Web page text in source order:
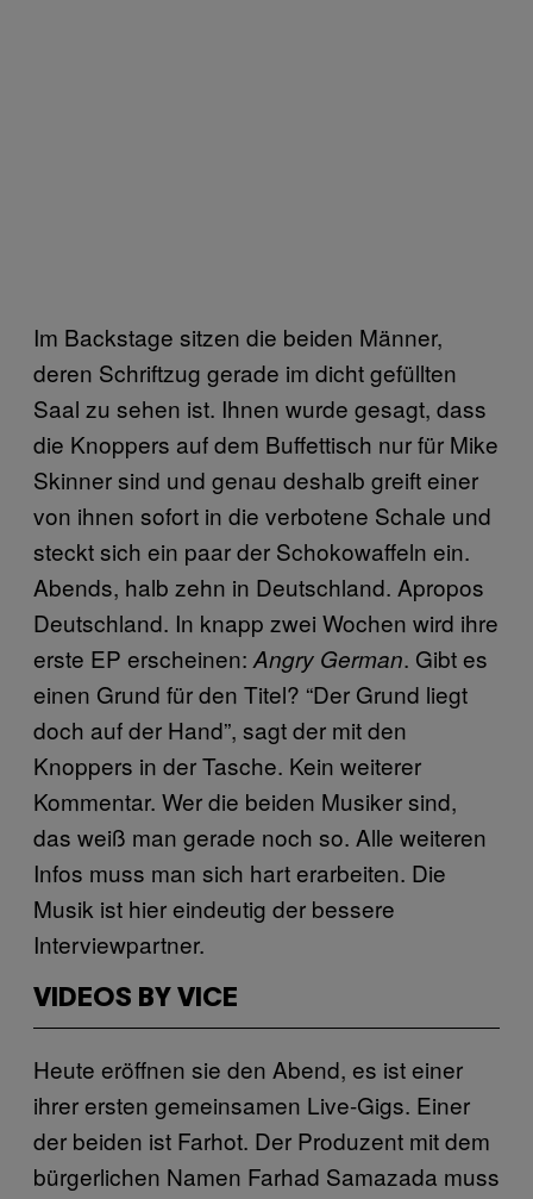
Im Backstage sitzen die beiden Männer,
deren Schriftzug gerade im dicht gefüllten
Saal zu sehen ist. Ihnen wurde gesagt, dass
die Knoppers auf dem Buffettisch nur für Mike
Skinner sind und genau deshalb greift einer
von ihnen sofort in die verbotene Schale und
steckt sich ein paar der Schokowaffeln ein.
Abends, halb zehn in Deutschland. Apropos
Deutschland. In knapp zwei Wochen wird ihre
erste EP erscheinen: Angry German. Gibt es
einen Grund für den Titel? “Der Grund liegt
doch auf der Hand”, sagt der mit den
Knoppers in der Tasche. Kein weiterer
Kommentar. Wer die beiden Musiker sind,
das weiß man gerade noch so. Alle weiteren
Infos muss man sich hart erarbeiten. Die
Musik ist hier eindeutig der bessere
Interviewpartner.
VIDEOS BY VICE
Heute eröffnen sie den Abend, es ist einer
ihrer ersten gemeinsamen Live-Gigs. Einer
der beiden ist Farhot. Der Produzent mit dem
bürgerlichen Namen Farhad Samazada muss